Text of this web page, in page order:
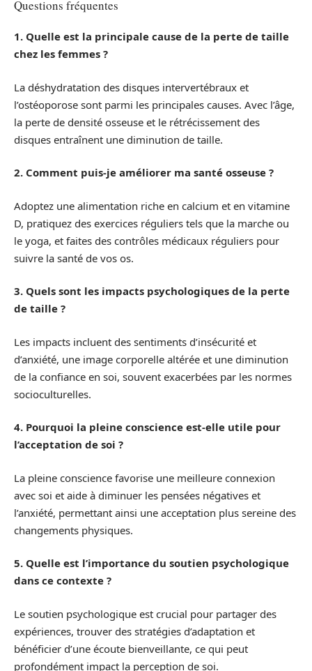
Questions fréquentes
1. Quelle est la principale cause de la perte de taille
chez les femmes ?
La déshydratation des disques intervertébraux et
l’ostéoporose sont parmi les principales causes. Avec l’âge,
la perte de densité osseuse et le rétrécissement des
disques entraînent une diminution de taille.
2. Comment puis-je améliorer ma santé osseuse ?
Adoptez une alimentation riche en calcium et en vitamine
D, pratiquez des exercices réguliers tels que la marche ou
le yoga, et faites des contrôles médicaux réguliers pour
suivre la santé de vos os.
3. Quels sont les impacts psychologiques de la perte
de taille ?
Les impacts incluent des sentiments d’insécurité et
d’anxiété, une image corporelle altérée et une diminution
de la confiance en soi, souvent exacerbées par les normes
socioculturelles.
4. Pourquoi la pleine conscience est-elle utile pour
l’acceptation de soi ?
La pleine conscience favorise une meilleure connexion
avec soi et aide à diminuer les pensées négatives et
l’anxiété, permettant ainsi une acceptation plus sereine des
changements physiques.
5. Quelle est l’importance du soutien psychologique
dans ce contexte ?
Le soutien psychologique est crucial pour partager des
expériences, trouver des stratégies d’adaptation et
bénéficier d’une écoute bienveillante, ce qui peut
profondément impact la perception de soi.